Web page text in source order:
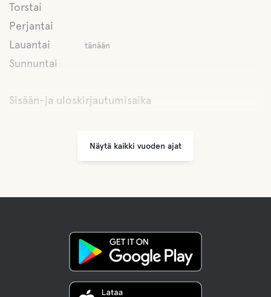
Veneen vuokraus
Boule
Torstai
Perjantai
Lauantai
tänään
Sunnuntai
Sisään-ja uloskirjautumisaika
Näytä kaikki vuoden ajat